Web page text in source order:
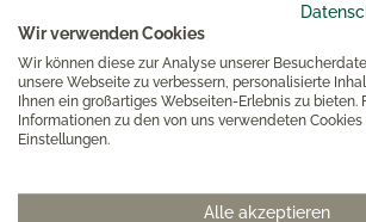
Wir verwenden Cookies
Wir können diese zur Analyse unserer
unsere Webseite zu verbessern, personalisierte
Ihnen ein großartiges Webseiten-Erlebnis zu bieten.
Informationen zu den von uns verwendeten
Einstellungen.
Alle akzeptieren
Unsere Häuser
Hannover